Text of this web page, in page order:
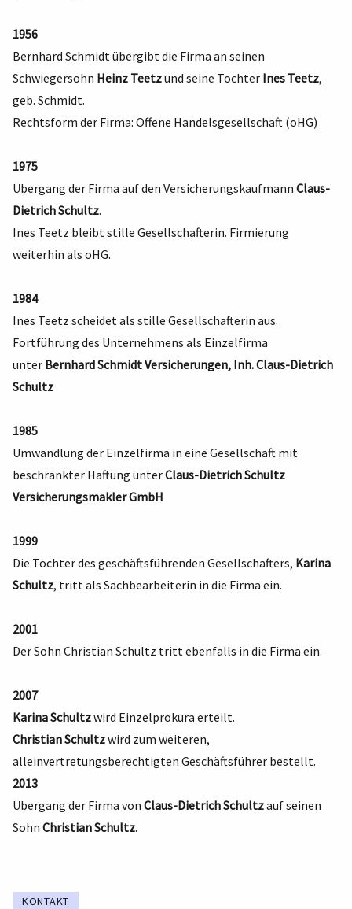
1956
Bernhard Schmidt übergibt die Firma an seinen
Schwiegersohn Heinz Teetzund seine Tochter Ines Teetz,
geb. Schmidt.
Rechtsform der Firma: Offene Handelsgesellschaft (oHG)
1975
Übergang der Firma auf den Versicherungskaufmann Claus-
Dietrich Schultz.
Ines Teetz bleibt stille Gesellschafterin. Firmierung
weiterhin als oHG.
1984
Ines Teetz scheidet als stille Gesellschafterin aus.
Fortführung des Unternehmens als Einzelfirma
unter Bernhard Schmidt Versicherungen, Inh. Claus-Dietrich
Schultz
1985
Umwandlung der Einzelfirma in eine Gesellschaft mit
beschränkter Haftung unterClaus-Dietrich Schultz
Versicherungsmakler GmbH
1999
Die Tochter des geschäftsführenden Gesellschafters, Karina
Schultz, tritt als Sachbearbeiterin in die Firma ein.
2001
Der Sohn Christian Schultz tritt ebenfalls in die Firma ein.
2007
Karina Schultzwird Einzelprokura erteilt.
Christian Schultzwird zum weiteren,
alleinvertretungsberechtigten Geschäftsführer bestellt.
2013
Übergang der Firma von Claus-Dietrich Schultzauf seinen
Sohn Christian Schultz.
KONTAKT